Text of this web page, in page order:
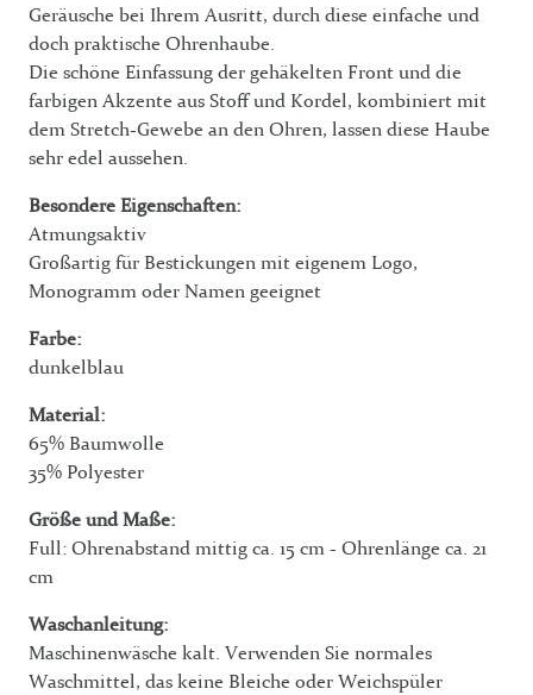
Geräusche bei Ihrem Ausritt, durch diese einfache und
doch praktische Ohrenhaube.
Die schöne Einfassung der gehäkelten Front und die
farbigen Akzente aus Stoff und Kordel, kombiniert mit
dem Stretch-Gewebe an den Ohren, lassen diese Haube
sehr edel aussehen.
Besondere Eigenschaften:
Atmungsaktiv
Großartig für Bestickungen mit eigenem Logo,
Monogramm oder Namen geeignet
Farbe:
dunkelblau
Material:
65% Baumwolle
35% Polyester
Größe und Maße:
Full: Ohrenabstand mittig ca. 15 cm - Ohrenlänge ca. 21
cm
Waschanleitung:
Maschinenwäsche kalt. Verwenden Sie normales
Waschmittel, das keine Bleiche oder Weichspüler